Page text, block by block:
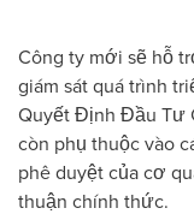
Công ty mới sẽ hỗ
giám sát quá trình
Quyết Định Đầu Tư
còn phụ thuộc vào
phê duyệt của cơ
thuận chính thức.